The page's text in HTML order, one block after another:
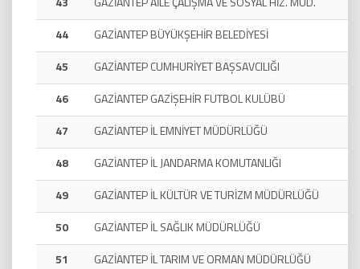
44
GAZİANTEP BÜYÜKŞEHİR BELEDİYESİ
45
GAZİANTEP CUMHURİYET BAŞSAVCILIĞI
46
GAZİANTEP GAZİŞEHİR FUTBOL KULÜBÜ
47
GAZİANTEP İL EMNİYET MÜDÜRLÜĞÜ
48
GAZİANTEP İL JANDARMA KOMUTANLIĞI
49
GAZİANTEP İL KÜLTÜR VE TURİZM MÜDÜRLÜĞÜ
50
GAZİANTEP İL SAĞLIK MÜDÜRLÜĞÜ
51
GAZİANTEP İL TARIM VE ORMAN MÜDÜRLÜĞÜ